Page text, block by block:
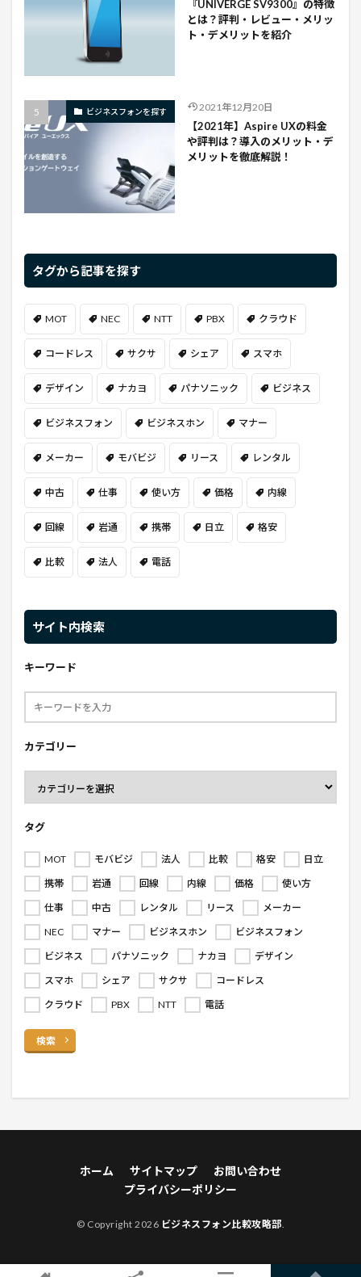
『UNIVERGE SV9300』の特徴
とは？評判・レビュー・メリッ
ト・デメリットを紹介
ビジネスフォンを探す 2021年12月20日
【2021年】Aspire UXの料金
や評判は？導入のメリット・デ
メリットを徹底解説！
タグから記事を探す
MOT NEC NTT PBX クラウド
コードレス サクサ シェア スマホ
デザイン ナカヨ パナソニック ビジネス
ビジネスフォン ビジネスホン マナー
メーカー モバビジ リース レンタル
中古 仕事 使い方 価格 内線
回線 岩通 携帯 日立 格安
比較 法人 電話
サイト内検索
キーワード
カテゴリー
タグ
MOT モバビジ 法人 比較 格安
日立
携帯
岩通 回線 内線 価格
使い方
仕事
中古 レンタル リース
メーカー
NEC
マナー ビジネスホン
ビジネスフォン
ビジネス
パナソニック ナカヨ
デザイン
スマホ
シェア サクサ
コードレス
クラウド
PBX NTT 電話
検索
ホーム サイトマップ
お問い合わせ
プライバシーポリシー
© Copyright 2026 ビジネスフォン比較攻略部.